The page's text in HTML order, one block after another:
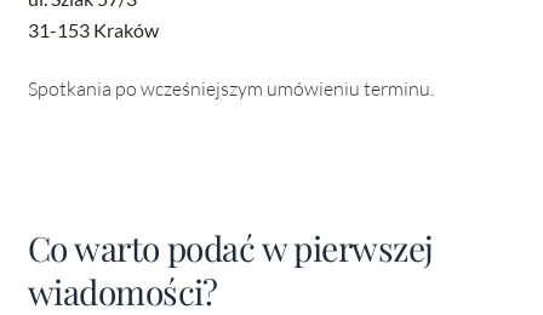
31-153 Kraków
Spotkania po wcześniejszym umówieniu terminu.
Co warto podać w pierwszej
wiadomości?